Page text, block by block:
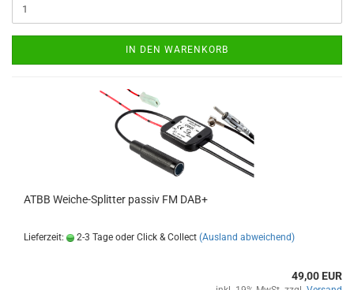
IN DEN WARENKORB
ATBB Weiche-Splitter passiv FM DAB+
Lieferzeit: 2-3 Tage oder Click & Collect (Ausland abweichend)
49,00 EUR